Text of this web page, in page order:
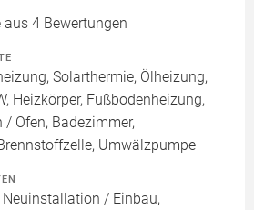
aus 4 Bewertungen
Solarthermie, Ölheizung,
Heizkörper, Fußbodenheizung,
Ofen, Badezimmer,
Umwälzpumpe
Neuinstallation / Einbau,